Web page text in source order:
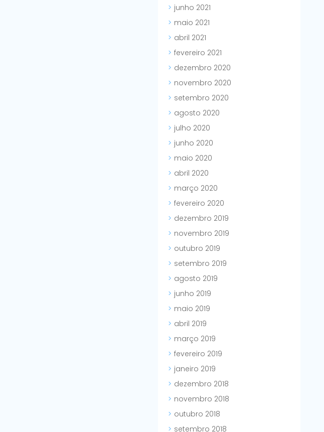
junho 2021
maio 2021
abril 2021
fevereiro 2021
dezembro 2020
novembro 2020
setembro 2020
agosto 2020
julho 2020
junho 2020
maio 2020
abril 2020
março 2020
fevereiro 2020
dezembro 2019
novembro 2019
outubro 2019
setembro 2019
agosto 2019
junho 2019
maio 2019
abril 2019
março 2019
fevereiro 2019
janeiro 2019
dezembro 2018
novembro 2018
outubro 2018
setembro 2018